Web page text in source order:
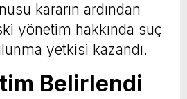
kararın ardından
yönetim hakkında suç
yetkisi kazandı.
Belirlendi